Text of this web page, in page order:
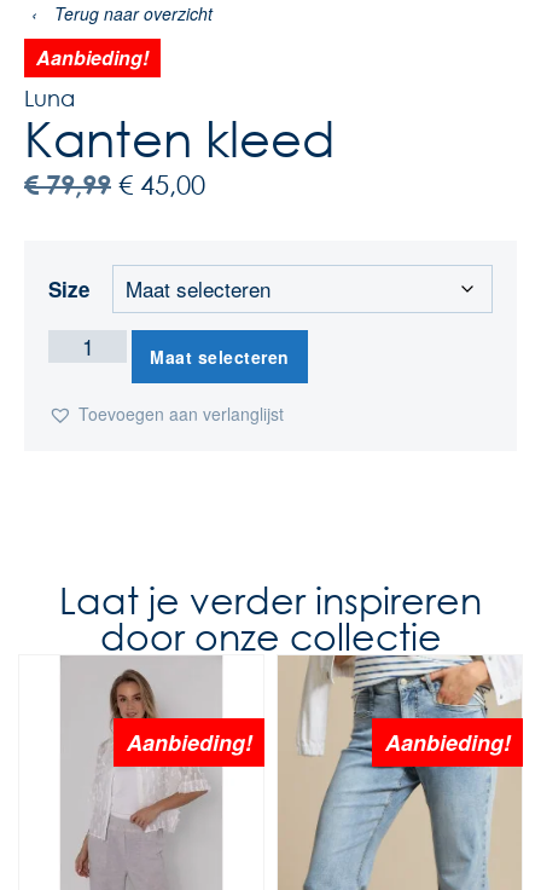
‹ Terug naar overzicht
Aanbieding!
Luna
Kanten kleed
€79,99 € 45,00
Size
Maat selecteren
Toevoegen aan verlanglijst
Laat je verder inspireren
door onze collectie
Aanbieding! Aanbieding!